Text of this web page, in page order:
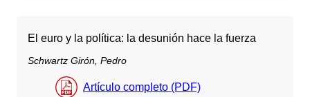
El euro y la política: la desunión hace la fuerza
Schwartz Girón, Pedro
Artículo completo (PDF)